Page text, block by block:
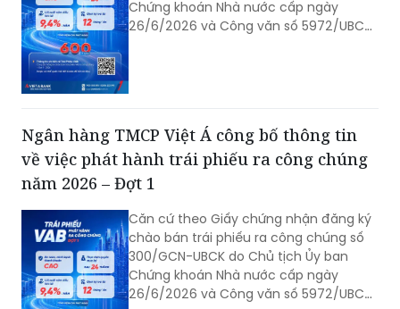
Căn cứ theo Giấy chứng nhận đăng ký
chào bán trái phiếu ra công chúng số
nước ngày 29/06/2026 về hồ sơ đăng
ký chào bán trái phiếu ra công chúng
của VAB. Ngân hàng TMCP Việt Á (VAB)
công bố thông tin về việc phát hành
Đợt 1 như sau:
Ngân hàng TMCP Việt Á công bố thông tin
về việc phát hành trái phiếu ra công chúng
năm 2026 – Đợt 1
Căn cứ theo Giấy chứng nhận đăng ký
chào bán trái phiếu ra công chúng số